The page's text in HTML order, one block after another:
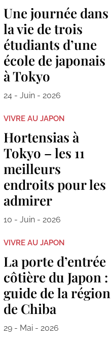
Une journée dans
la vie de trois
étudiants d’une
école de japonais
à Tokyo
24 - Juin - 2026
VIVRE AU JAPON
Hortensias à
Tokyo – les 11
meilleurs
endroits pour les
admirer
10 - Juin - 2026
VIVRE AU JAPON
La porte d’entrée
côtière du Japon :
guide de la région
de Chiba
29 - Mai - 2026